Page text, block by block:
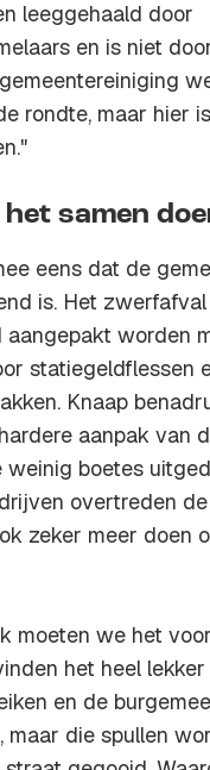
leeggehaald door
en is niet
rondte, maar hier
het samen
eens dat de
is. Het zwerfafval
aangepakt worden
statiegeldflessen
Knaap
aanpak van
boetes
overtreden
zeker meer doen
moeten we het
het heel
en de
maar die spullen